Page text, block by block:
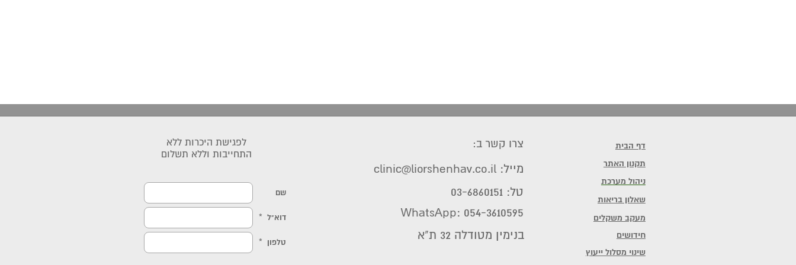
דף הבית
תקנון האתר
ניהול מערכת
שאלון בריאות
מעקב משקלים
חידושים
שינוי מסלול ייעוץ
לפגישת היכרות ללא
התחייבות וללא תשלום
בנימין מטודלה 32 ת"א
צרו קשר ב:
מייל: clinic@liorshenhav.co.il
טל: 03-6860151
WhatsApp: 054-3610595